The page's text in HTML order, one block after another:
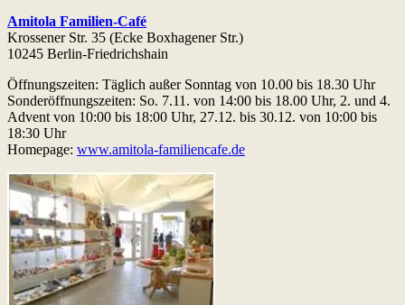
Amitola Familien-Café
Krossener Str. 35 (Ecke Boxhagener Str.)
10245 Berlin-Friedrichshain
Öffnungszeiten: Täglich außer Sonntag von 10.00 bis 18.30 Uhr
Sonderöffnungszeiten: So. 7.11. von 14:00 bis 18.00 Uhr, 2. und 4.
Advent von 10:00 bis 18:00 Uhr, 27.12. bis 30.12. von 10:00 bis
18:30 Uhr
Homepage: www.amitola-familiencafe.de